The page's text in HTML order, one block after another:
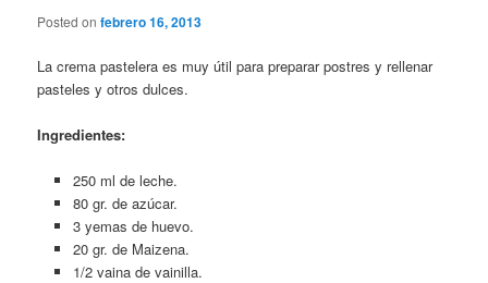
Posted onfebrero 16, 2013
La crema pastelera es muy útil para preparar postres y rellenar
pasteles y otros dulces.
Ingredientes:
250 ml de leche.
80 gr. de azúcar.
3 yemas de huevo.
20 gr. de Maizena.
1/2 vaina de vainilla.